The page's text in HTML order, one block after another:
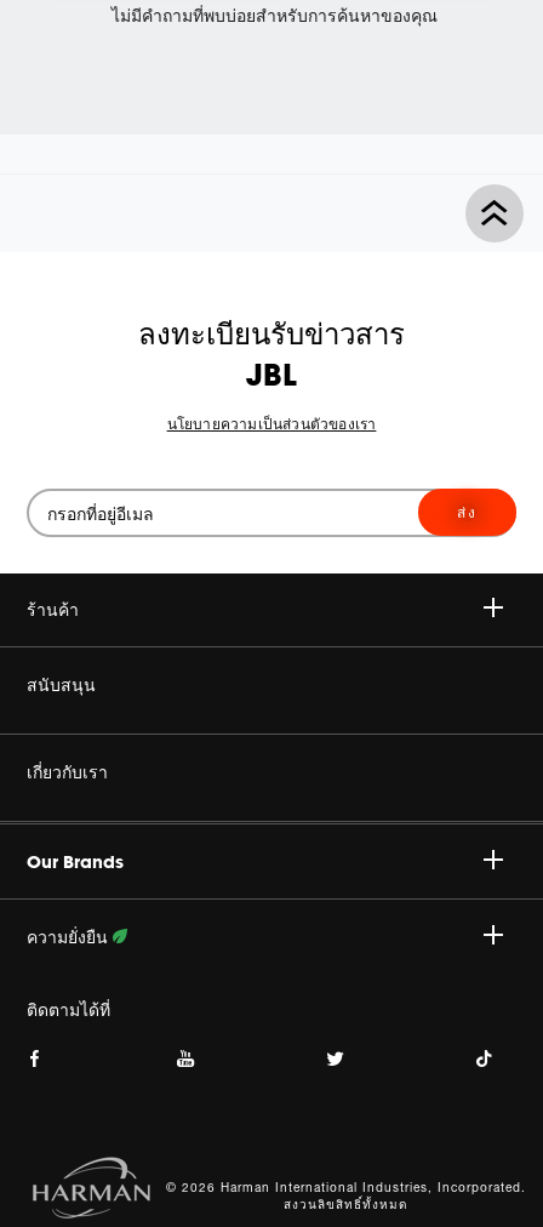
ไม่มีคำถามที่พบบ่อยสำหรับการค้นหาของคุณ
ลงทะเบียนรับข่าวสาร
JBL
นโยบายความเป็นส่วนตัวของเรา
ส่ง
ร้านค้า
ไวเลส
เฮดโฟน
Gaming
สนับสนุน
ซื้อของแท้
ร้านค้าตัวแทนจำหน่ายอย่างเป็นทางการ
เกี่ยวกับเรา
Our Brands
ความยั่งยืน
ติดตามความพยายามของเรา
ติดตามได้ที่
© 2026 Harman International Industries, Incorporated.
สงวนลิขสิทธิ์ทั้งหมด